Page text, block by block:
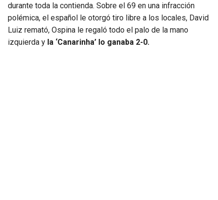
durante toda la contienda. Sobre el 69 en una infracción
polémica, el español le otorgó tiro libre a los locales, David
Luiz remató, Ospina le regaló todo el palo de la mano
izquierda y la ‘Canarinha’ lo ganaba 2-0.